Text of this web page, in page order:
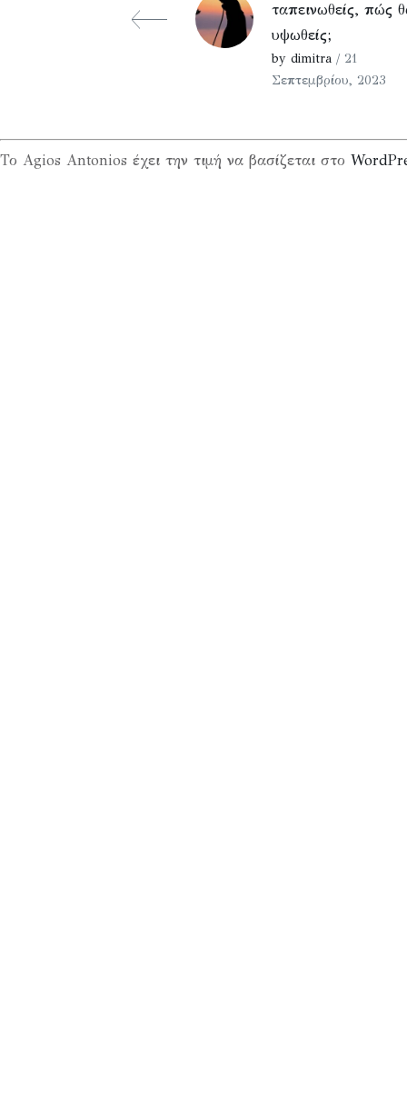
ταπεινωθείς, πώς
υψωθείς;
by dimitra / 21
Σεπτεμβρίου, 2023
Το Agios Antonios έχει την τιμή να βασίζεται στο